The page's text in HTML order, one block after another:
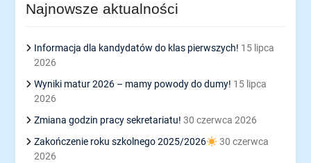
Najnowsze aktualności
Informacja dla kandydatów do klas pierwszych! 15 lipca
2026
Wyniki matur 2026 – mamy powody do dumy! 15 lipca
2026
Zmiana godzin pracy sekretariatu! 30 czerwca 2026
Zakończenie roku szkolnego 2025/2026
30 czerwca
2026